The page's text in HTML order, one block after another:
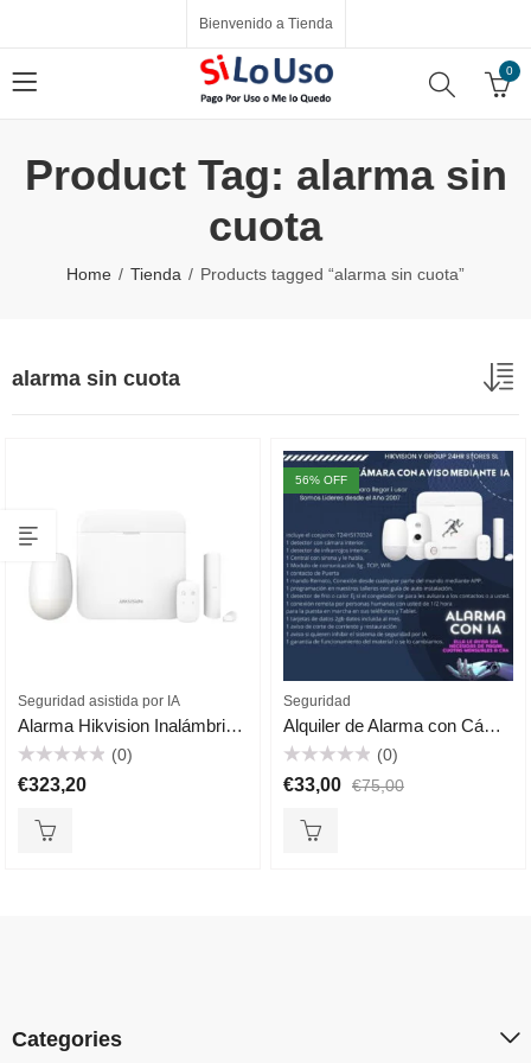
Bienvenido a Tienda
0
Product Tag: alarma sin
cuota
Home Tienda Products tagged “alarma sin cuota”
alarma sin cuota
Seguridad asistida por IA
Alarma Hikvision Inalámbrica programada y conectada por IA ella le llama sin cuotas.
con
(0)
€323,20
56% OFF
Seguridad
Alquiler de Alarma con Cámara con IA sin compromiso todo incluido.
con
(0)
€33,00 €75,00
Categories